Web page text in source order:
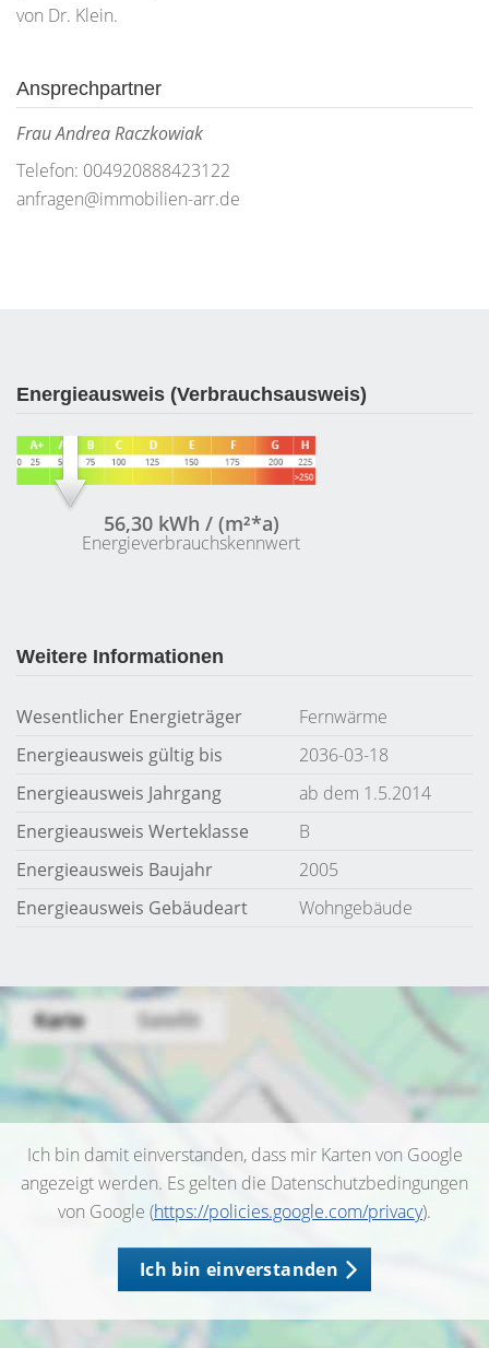
von Dr. Klein.
Ansprechpartner
Frau Andrea Raczkowiak
Telefon: 004920888423122
anfragen@immobilien-arr.de
Energieausweis (Verbrauchsausweis)
56,30 kWh / (m²*a)
Energieverbrauchskennwert
Weitere Informationen
Wesentlicher Energieträger
Fernwärme
Energieausweis gültig bis
2036-03-18
Energieausweis Jahrgang
ab dem 1.5.2014
Energieausweis Werteklasse
B
Energieausweis Baujahr
2005
Energieausweis Gebäudeart
Wohngebäude
Ich bin damit einverstanden, dass mir Karten von Google
angezeigt werden. Es gelten die Datenschutzbedingungen
von Google (https://policies.google.com/privacy).
Ich bin einverstanden